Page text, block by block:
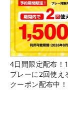
4日間限定配布！
プレーに2回使え
クーポン配布中！